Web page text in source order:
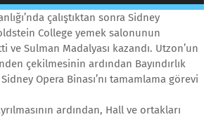
çalıştıktan sonra Sidney
College yemek salonunun
ve Sulman Madalyası kazandı. Utzon’un
çekilmesinin ardından Bayındırlık
Opera Binası’nı tamamlama görevi
ardından, Hall ve ortakları